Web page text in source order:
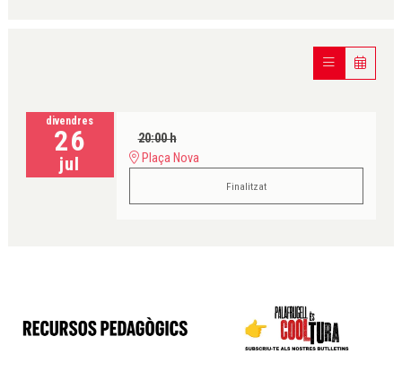
divendres
26
jul
20:00 h
Plaça Nova
Finalitzat